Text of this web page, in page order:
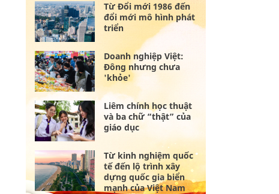
Từ Đổi mới 1986 đến
đổi mới mô hình phát
triển
Doanh nghiệp Việt:
Đông nhưng chưa
'khỏe'
Liêm chính học thuật
và ba chữ “thật” của
giáo dục
Từ kinh nghiệm quốc
tế đến lộ trình xây
dựng quốc gia biển
mạnh của Việt Nam